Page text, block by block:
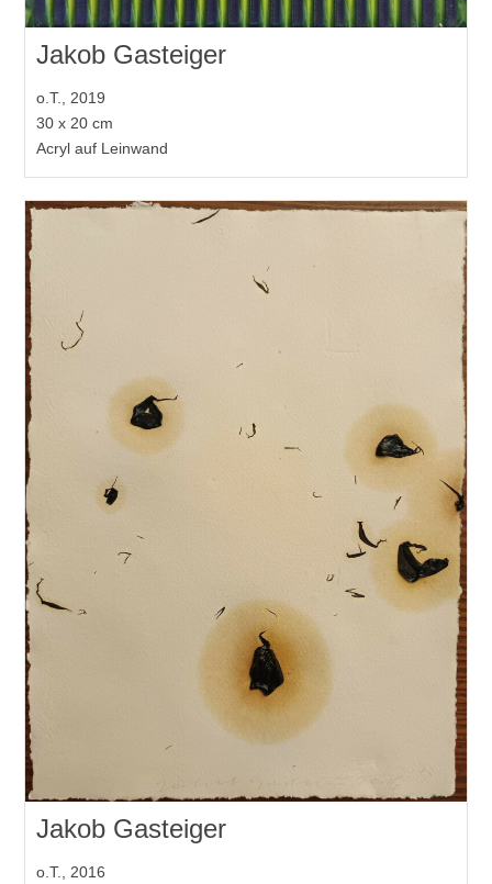
Jakob Gasteiger
o.T., 2019
30 x 20 cm
Acryl auf Leinwand
Jakob Gasteiger
o.T., 2016